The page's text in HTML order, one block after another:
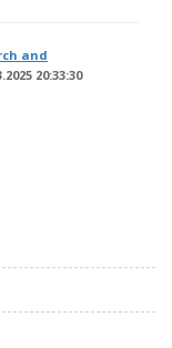
and
20:33:30